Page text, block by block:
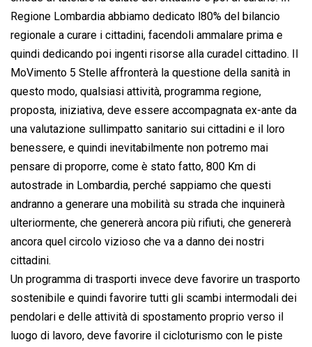
Regione Lombardia abbiamo dedicato l80% del bilancio
regionale a curare i cittadini, facendoli ammalare prima e
quindi dedicando poi ingenti risorse alla curadel cittadino. Il
MoVimento 5 Stelle affronterà la questione della sanità in
questo modo, qualsiasi attività, programma regione,
proposta, iniziativa, deve essere accompagnata ex-ante da
una valutazione sullimpatto sanitario sui cittadini e il loro
benessere, e quindi inevitabilmente non potremo mai
pensare di proporre, come è stato fatto, 800 Km di
autostrade in Lombardia, perché sappiamo che questi
andranno a generare una mobilità su strada che inquinerà
ulteriormente, che genererà ancora più rifiuti, che genererà
ancora quel circolo vizioso che va a danno dei nostri
cittadini.
Un programma di trasporti invece deve favorire un trasporto
sostenibile e quindi favorire tutti gli scambi intermodali dei
pendolari e delle attività di spostamento proprio verso il
luogo di lavoro, deve favorire il cicloturismo con le piste